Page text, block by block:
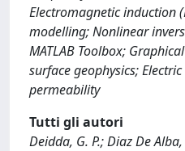
Electromagnetic induction
modelling; Nonlinear
MATLAB Toolbox;
surface geophysics;
permeability
Tutti gli autori
Deidda, G. P.; Diaz De